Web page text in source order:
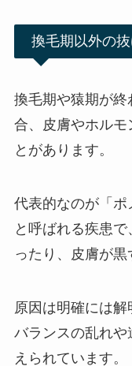
換毛期以外の
換毛期や猿期が
合、皮膚やホルモ
とがあります。
代表的なのが「ポ
と呼ばれる疾患
ったり、皮膚が黒
原因は明確には
バランスの乱れ
えられています。